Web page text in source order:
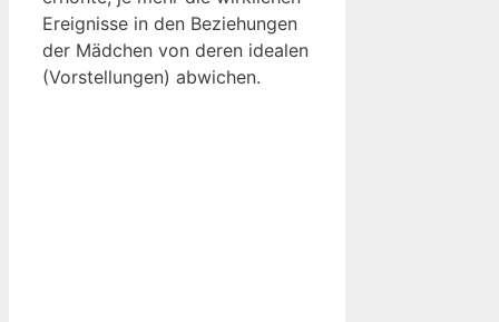
Ereignisse in den Beziehungen
der Mädchen von deren idealen
(Vorstellungen) abwichen.